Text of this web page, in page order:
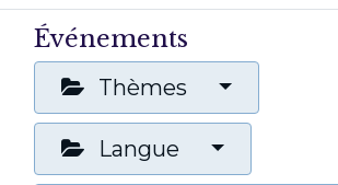
Événements
Thèmes
Langue